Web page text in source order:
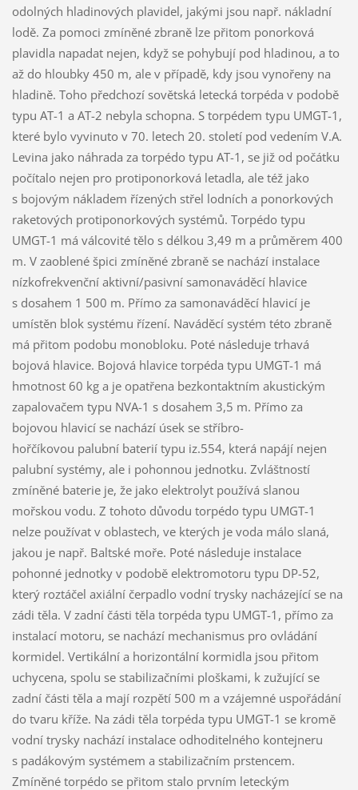
odolných hladinových plavidel, jakými jsou např. nákladní
lodě. Za pomoci zmíněné zbraně lze přitom ponorková
plavidla napadat nejen, když se pohybují pod hladinou, a to
až do hloubky 450 m, ale v případě, kdy jsou vynořeny na
hladině. Toho předchozí sovětská letecká torpéda v podobě
typu AT-1 a AT-2 nebyla schopna. S torpédem typu UMGT-1,
které bylo vyvinuto v 70. letech 20. století pod vedením V.A.
Levina jako náhrada za torpédo typu AT-1, se již od počátku
počítalo nejen pro protiponorková letadla, ale též jako
s bojovým nákladem řízených střel lodních a ponorkových
raketových protiponorkových systémů. Torpédo typu
UMGT-1 má válcovité tělo s délkou 3,49 m a průměrem 400
m. V zaoblené špici zmíněné zbraně se nachází instalace
nízkofrekvenční aktivní/pasivní samonaváděcí hlavice
s dosahem 1 500 m. Přímo za samonaváděcí hlavicí je
umístěn blok systému řízení. Naváděcí systém této zbraně
má přitom podobu monobloku. Poté následuje trhavá
bojová hlavice. Bojová hlavice torpéda typu UMGT-1 má
hmotnost 60 kg a je opatřena bezkontaktním akustickým
zapalovačem typu NVA-1 s dosahem 3,5 m. Přímo za
bojovou hlavicí se nachází úsek se stříbro-
hořčíkovou palubní baterií typu iz.554, která napájí nejen
palubní systémy, ale i pohonnou jednotku. Zvláštností
zmíněné baterie je, že jako elektrolyt používá slanou
mořskou vodu. Z tohoto důvodu torpédo typu UMGT-1
nelze používat v oblastech, ve kterých je voda málo slaná,
jakou je např. Baltské moře. Poté následuje instalace
pohonné jednotky v podobě elektromotoru typu DP-52,
který roztáčel axiální čerpadlo vodní trysky nacházející se na
zádi těla. V zadní části těla torpéda typu UMGT-1, přímo za
instalací motoru, se nachází mechanismus pro ovládání
kormidel. Vertikální a horizontální kormidla jsou přitom
uchycena, spolu se stabilizačními ploškami, k zužující se
zadní části těla a mají rozpětí 500 m a vzájemné uspořádání
do tvaru kříže. Na zádi těla torpéda typu UMGT-1 se kromě
vodní trysky nachází instalace odhoditelného kontejneru
s padákovým systémem a stabilizačním prstencem.
Zmíněné torpédo se přitom stalo prvním leteckým